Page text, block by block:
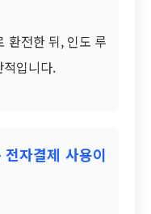
환전한 뒤, 인도 루
입니다.
자결제 사용이